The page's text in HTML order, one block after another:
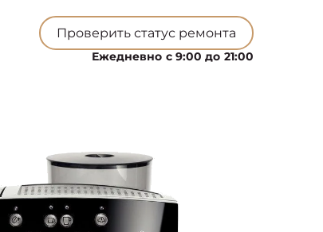
Проверить статус ремонта
Ежедневно с 9:00 до 21:00